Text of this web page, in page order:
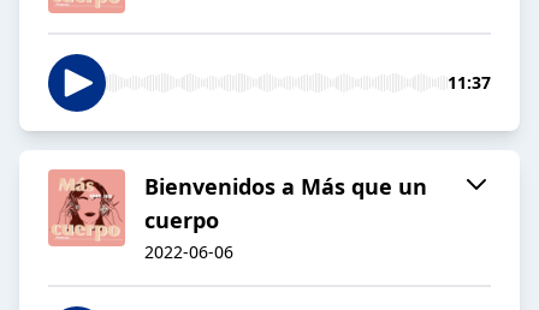
11:37
Bienvenidos a Más que un
cuerpo
2022-06-06